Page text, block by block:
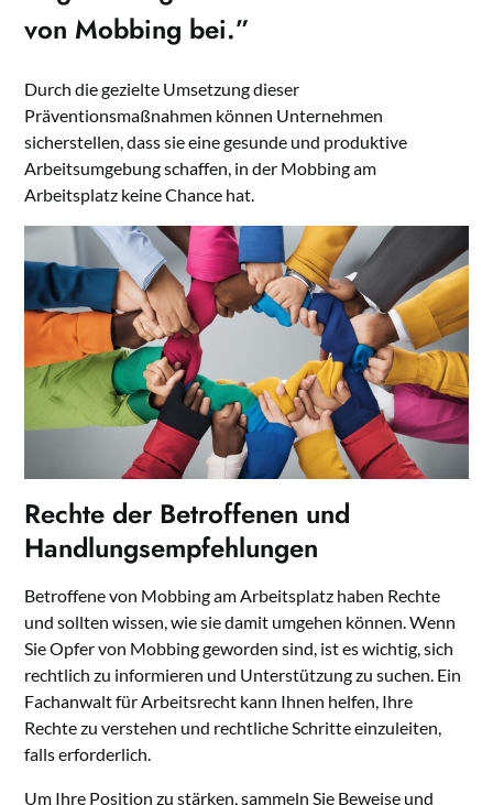
von Mobbing bei.”
Durch die gezielte Umsetzung dieser
Präventionsmaßnahmen können Unternehmen
sicherstellen, dass sie eine gesunde und produktive
Arbeitsumgebung schaffen, in der Mobbing am
Arbeitsplatz keine Chance hat.
Rechte der Betroffenen und
Handlungsempfehlungen
Betroffene von Mobbing am Arbeitsplatz haben Rechte
und sollten wissen, wie sie damit umgehen können. Wenn
Sie Opfer von Mobbing geworden sind, ist es wichtig, sich
rechtlich zu informieren und Unterstützung zu suchen. Ein
Fachanwalt für Arbeitsrecht kann Ihnen helfen, Ihre
Rechte zu verstehen und rechtliche Schritte einzuleiten,
falls erforderlich.
Um Ihre Position zu stärken, sammeln Sie Beweise und